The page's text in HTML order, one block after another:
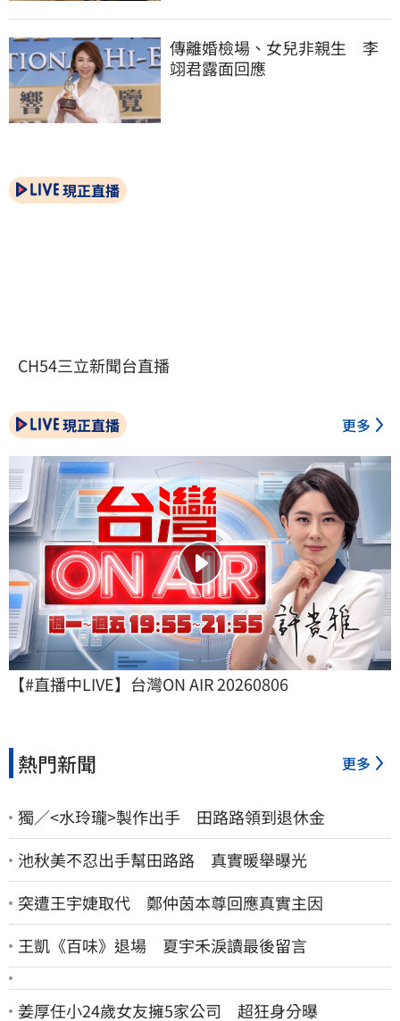
傳離婚檢場、女兒非親生　李
翊君露面回應
現正直播
CH54三立新聞台直播
現正直播 更多
【#直播中LIVE】台灣ON AIR 20260806
熱門新聞 更多
獨／<水玲瓏>製作出手 田路路領到退休金
池秋美不忍出手幫田路路 真實暖舉曝光
突遭王宇婕取代 鄭仲茵本尊回應真實主因
王凱《百味》退場 夏宇禾淚讀最後留言
姜厚任小24歲女友擁5家公司 超狂身分曝